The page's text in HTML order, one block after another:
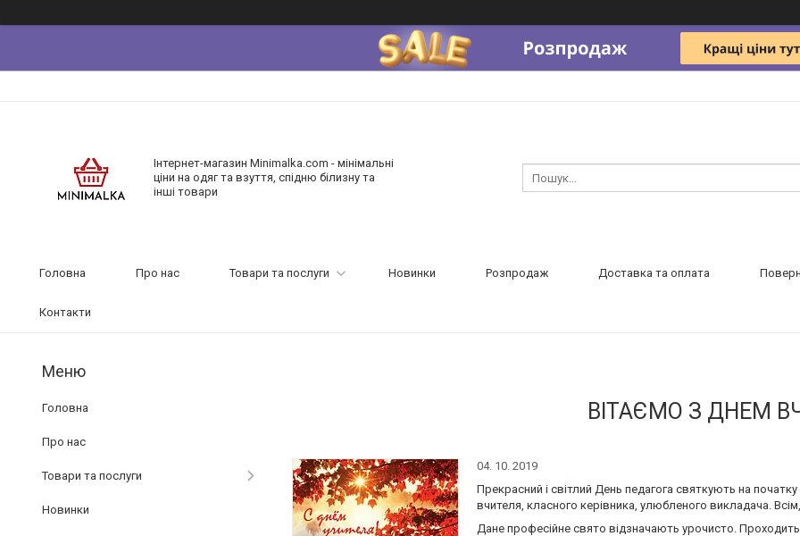
Інтернет-магазин Minimalka.com - мінімальні
ціни на одяг та взуття, спідню білизну та
інші товари
Головна Про нас Товари та послуги Новинки Розпродаж Доставка та оплата
Контакти
ВІТАЄМО З ДНЕМ
04. 10. 2019
Прекрасний і світлий День педагога святкують на
вчителя, класного керівника, улюбленого викладача.
Дане професійне свято відзначають урочисто. Проходить
Головна
Про нас
Товари та послуги
Новинки